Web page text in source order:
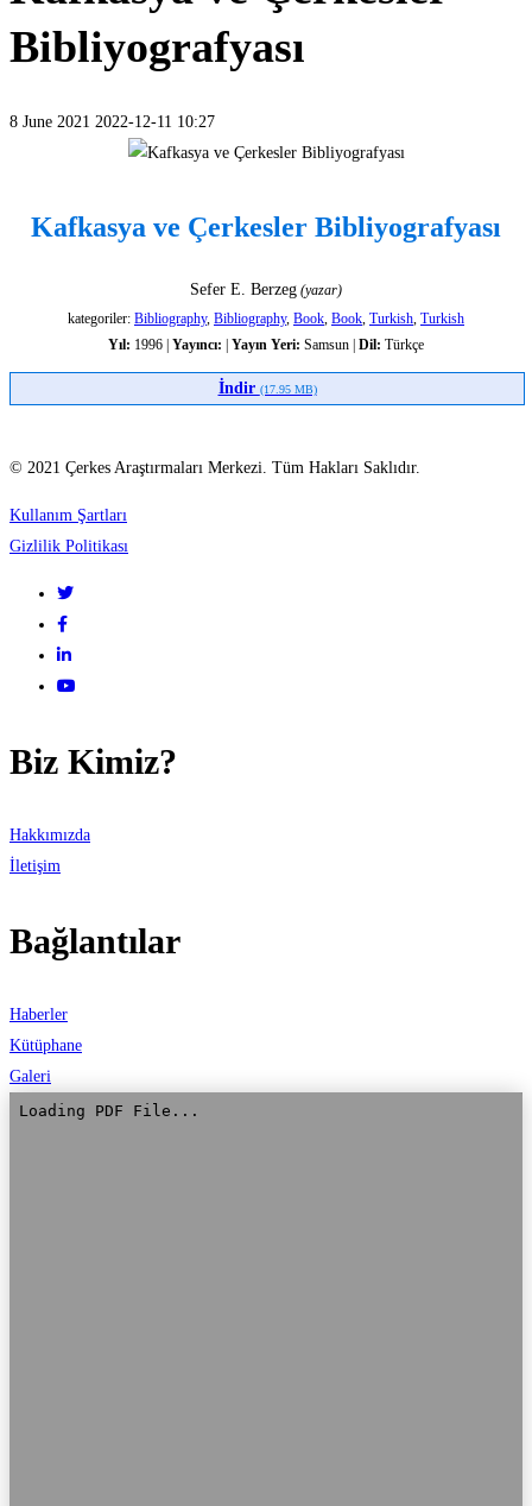
Bibliyografyası
8 June 2021 2022-12-11 10:27
Kafkasya
ve
Bibliyografyası
Kafkasya ve Çerkesler Bibliyografyası
Sefer E. Berzeg (yazar)
kategoriler: Bibliography, Bibliography, Book, Book, Turkish, Turkish
Yıl: 1996 | Yayıncı: Yayın Yeri: Samsun | Dil: Türkçe
İndir (17.95 MB)
© 2021 Çerkes Araştırmaları Merkezi. Tüm Hakları Saklıdır.
Kullanım Şartları
Gizlilik Politikası
Biz Kimiz?
Hakkımızda
İletişim
Bağlantılar
Haberler
Kütüphane
Galeri